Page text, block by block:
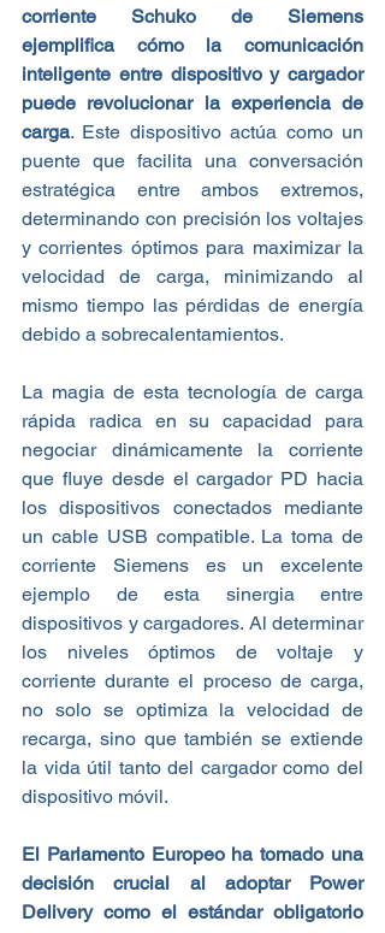
corriente Schuko de Siemens
ejemplifica cómo la comunicación
inteligente entre dispositivo y cargador
puede revolucionar la experiencia de
carga. Este dispositivo actúa como un
puente que facilita una conversación
estratégica entre ambos extremos,
determinando con precisión los voltajes
y corrientes óptimos para maximizar la
velocidad de carga, minimizando al
mismo tiempo las pérdidas de energía
debido a sobrecalentamientos.
La magia de esta tecnología de carga
rápida radica en su capacidad para
negociar dinámicamente la corriente
que fluye desde el cargador PD hacia
los dispositivos conectados mediante
un cable USB compatible. La toma de
corriente Siemens es un excelente
ejemplo de esta sinergia entre
dispositivos y cargadores. Al determinar
los niveles óptimos de voltaje y
corriente durante el proceso de carga,
no solo se optimiza la velocidad de
recarga, sino que también se extiende
la vida útil tanto del cargador como del
dispositivo móvil.
El Parlamento Europeo ha tomado una
decisión crucial al adoptar Power
Delivery como el estándar obligatorio